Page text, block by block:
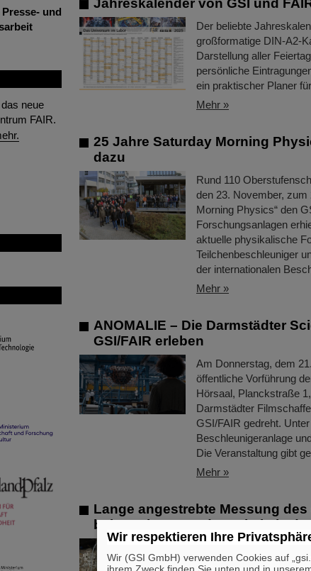
und
neue
FAIR.
Jahreskalender von GSI und
Der beliebte
großformatige DIN-A2-
Darstellung aller
persönliche
ein praktischer Planer
Mehr »
25 Jahre Saturday Morning
dazu
Rund 110
den 23. November, zum
Morning Physics“ den
Forschungsanlagen
aktuelle physikalische
Teilchenbeschleuniger
der internationalen
Mehr »
ANOMALIE – Die Darmstädter
GSI/FAIR erleben
Am Donnerstag, dem
öffentliche Vorführung
Hörsaal, Planckstraße
Darmstädter
GSI/FAIR gedreht.
Beschleunigeranlage
Die Veranstaltung gibt
Mehr »
Lange angestrebte Messung
bei Bestimmung der Zeitskala
Wie lange hat
Kinderstube gedauert?
Wir respektieren Ihre
Wir (GSI GmbH) verwenden Cookies auf
ihrem Zweck finden Sie unten und in